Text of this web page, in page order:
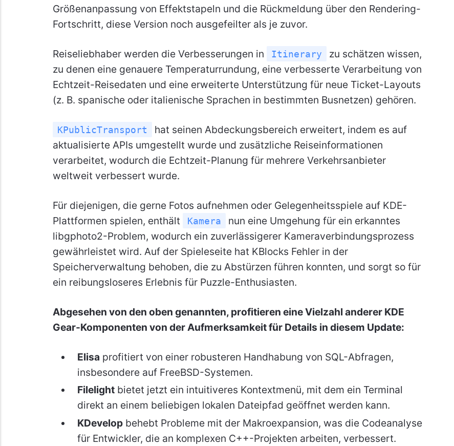
Größenanpassung von Effektstapeln und die Rückmeldung über den Rendering-
Fortschritt, diese Version noch ausgefeilter als je zuvor.
Reiseliebhaber werden die Verbesserungen in Itinerary
zu schätzen wissen,
zu denen eine genauere Temperaturrundung, eine verbesserte Verarbeitung von
Echtzeit-Reisedaten und eine erweiterte Unterstützung für neue Ticket-Layouts
(z. B. spanische oder italienische Sprachen in bestimmten Busnetzen) gehören.
KPublicTransport
hat seinen Abdeckungsbereich erweitert, indem es auf
aktualisierte APIs umgestellt wurde und zusätzliche Reiseinformationen
verarbeitet, wodurch die Echtzeit-Planung für mehrere Verkehrsanbieter
weltweit verbessert wurde.
Für diejenigen, die gerne Fotos aufnehmen oder Gelegenheitsspiele auf KDE-
Plattformen spielen, enthält
Kamera
nun eine Umgehung für ein erkanntes
libgphoto2-Problem, wodurch ein zuverlässigerer Kameraverbindungsprozess
gewährleistet wird. Auf der Spieleseite hat KBlocks Fehler in der
Speicherverwaltung behoben, die zu Abstürzen führen konnten, und sorgt so für
ein reibungsloseres Erlebnis für Puzzle-Enthusiasten.
Abgesehen von den oben genannten, profitieren eine Vielzahl anderer KDE
Gear-Komponenten von der Aufmerksamkeit für Details in diesem Update:
Elisa profitiert von einer robusteren Handhabung von SQL-Abfragen,
insbesondere auf FreeBSD-Systemen.
Filelightbietet jetzt ein intuitiveres Kontextmenü, mit dem ein Terminal
direkt an einem beliebigen lokalen Dateipfad geöffnet werden kann.
KDevelopbehebt Probleme mit der Makroexpansion, was die Codeanalyse
für Entwickler, die an komplexen C++-Projekten arbeiten, verbessert.